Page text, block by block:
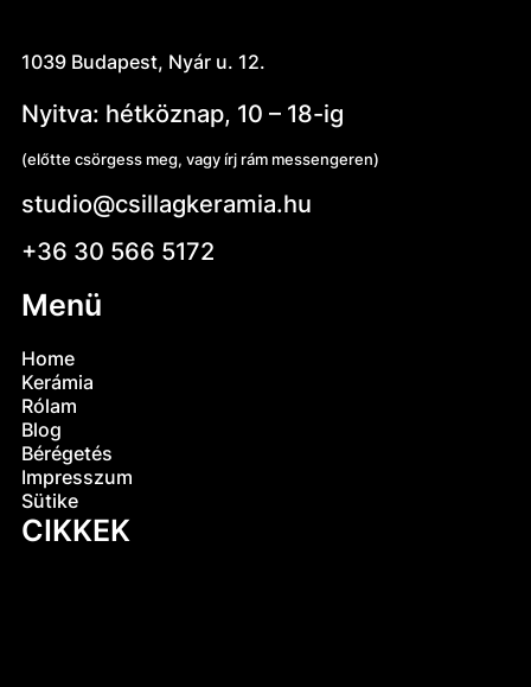
1039 Budapest, Nyár u. 12.
Nyitva: hétköznap, 10 – 18-ig
(előtte csörgess meg, vagy írj rám messengeren)
studio@csillagkeramia.hu
+36 30 566 5172
Menü
Home
Kerámia
Rólam
Blog
Bérégetés
Impresszum
Sütike
CIKKEK